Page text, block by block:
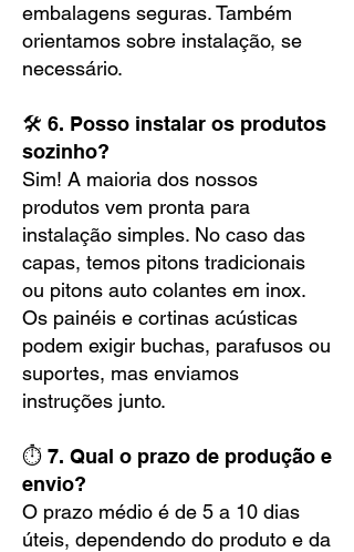
embalagens seguras. Também
orientamos sobre instalação, se
necessário.
🛠️ 6. Posso instalar os produtos
sozinho?
Sim! A maioria dos nossos
produtos vem pronta para
instalação simples. No caso das
capas, temos pitons tradicionais
ou pitons auto colantes em inox.
Os painéis e cortinas acústicas
podem exigir buchas, parafusos ou
suportes, mas enviamos
instruções junto.
⏱️ 7. Qual o prazo de produção e
envio?
O prazo médio é de 5 a 10 dias
úteis, dependendo do produto e da